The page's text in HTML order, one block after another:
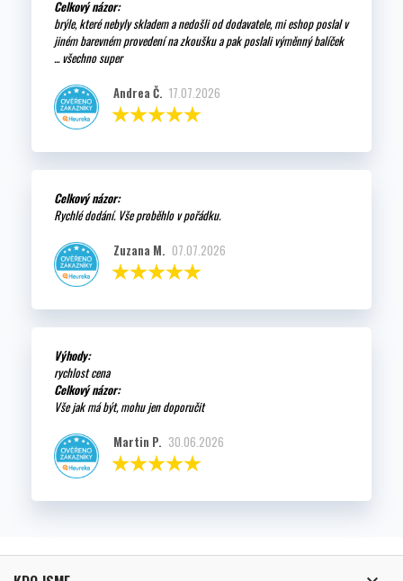
Celkový názor:
brýle, které nebyly skladem a nedošli od dodavatele, mi eshop poslal v
jiném barevném provedení na zkoušku a pak poslali výměnný balíček
... všechno super
Andrea Č. 17.07.2026
Celkový názor:
Rychlé dodání. Vše proběhlo v pořádku.
Zuzana M. 07.07.2026
Výhody:
rychlost cena
Celkový názor:
Vše jak má být, mohu jen doporučit
Martin P. 30.06.2026